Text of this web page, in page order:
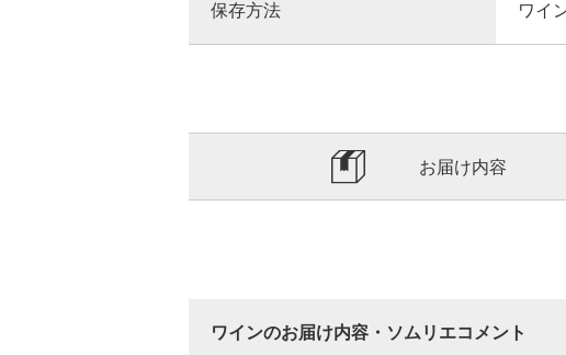
保存方法 ワイ
お届け内容
ワインのお届け内容・ソムリエコメント